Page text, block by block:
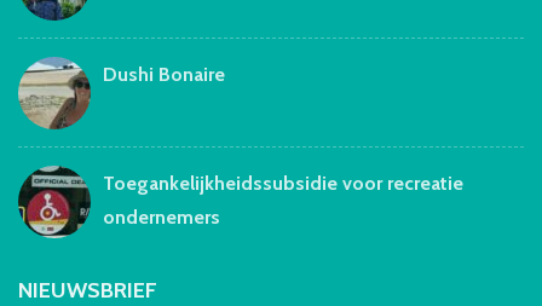
Dushi Bonaire
Toegankelijkheidssubsidie voor recreatie
ondernemers
NIEUWSBRIEF